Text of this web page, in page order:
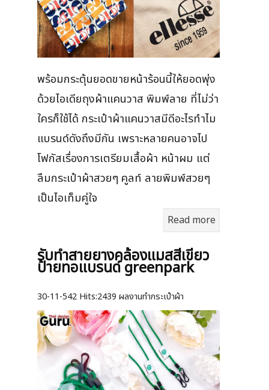
พร้อมกระตุ้นยอดขายหน้าร้อนนี้ให้ยอดพุ่ง
ด้วยไอเดียถุงผ้าแคนวาส พิมพ์ลาย ที่ไม่ว่า
ใครก็ใช้ได้ กระเป๋าผ้าแคนวาสมีดีอะไรทำไม
แบรนด์ดังถึงมีกัน เพราะหลายคนอาจไป
โฟกัสเรื่องการเตรียมเสื้อผ้า หน้าผม แต่
ลืมกระเป๋าผ้าสวยๆ คูลท์ ลายพิมพ์สวยๆ
เป็นไอเท็มคู่ใจ
Read more
รับทำสายยางคล้องแมสสีเขียว
ป้ายทอแบรนด์ greenpark
30-11-542 Hits:2439 ผลงานทำกระเป๋าผ้า